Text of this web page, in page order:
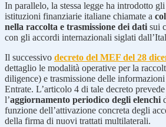
In parallelo, la stessa legge ha introdotto
istituzioni finanziarie italiane chiamate a
nella raccolta e trasmissione dei dati sui
con gli accordi internazionali siglati
Il successivo decreto del MEF del 28
dettaglio le modalità operative per la
diligence) e trasmissione delle
Entrate. L’articolo 4 di tale decreto
l’aggiornamento periodico degli elenchi
funzione dell’attivazione concreta degli
della firma di nuovi trattati multilaterali.